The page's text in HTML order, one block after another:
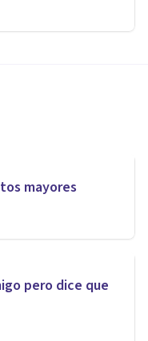
mayores
pero dice que